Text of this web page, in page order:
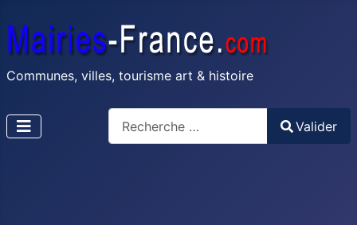
Communes, villes, tourisme art & histoire
Valider